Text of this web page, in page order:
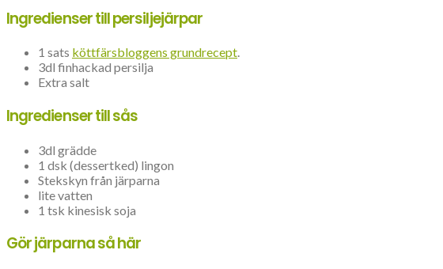
Ingredienser till persiljejärpar
1 sats köttfärsbloggens grundrecept.
3dl finhackad persilja
Extra salt
Ingredienser till sås
3dl grädde
1 dsk (dessertked) lingon
Stekskyn från järparna
lite vatten
1 tsk kinesisk soja
Gör järparna så här